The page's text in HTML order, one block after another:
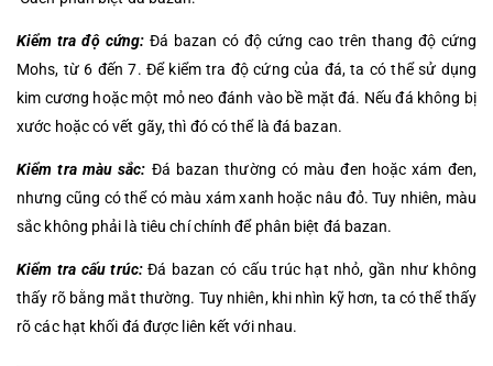
Kiểm tra độ cứng: Đá bazan có độ cứng cao trên thang độ cứng
Mohs, từ 6 đến 7. Để kiểm tra độ cứng của đá, ta có thể sử dụng
kim cương hoặc một mỏ neo đánh vào bề mặt đá. Nếu đá không bị
xước hoặc có vết gãy, thì đó có thể là đá bazan.
Kiểm tra màu sắc: Đá bazan thường có màu đen hoặc xám đen,
nhưng cũng có thể có màu xám xanh hoặc nâu đỏ. Tuy nhiên, màu
sắc không phải là tiêu chí chính để phân biệt đá bazan.
Kiểm tra cấu trúc:Đá bazan có cấu trúc hạt nhỏ, gần như không
thấy rõ bằng mắt thường. Tuy nhiên, khi nhìn kỹ hơn, ta có thể thấy
rõ các hạt khối đá được liên kết với nhau.